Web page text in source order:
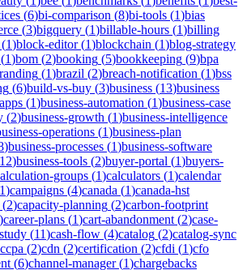
(6)bi-comparison (8)bi-tools (1)bias
(3)bigquery (1)billable-hours (1)billing
(1)block-editor(1)blockchain (1)blog-strategy
1)bom (2)booking (5)bookkeeping (9)bpa
(1)brazil (2)breach-notification (1)bss
(6)build-vs-buy (3)business (13)business
(1)business-automation (1)business-case
(2)business-growth (1)business-intelligence
operations (1)business-plan
)business-processes (1)business-software
12)business-tools (2)buyer-portal (1)buyers-
groups (1)calculators (1)calendar
1)campaigns (4)canada (1)canada-hst
(2)capacity-planning (2)carbon-footprint
)career-plans (1)cart-abandonment (2)case-
(11)cash-flow (4)catalog (2)catalog-sync
ccpa (2)cdn (2)certification (2)cfdi (1)cfo
(6)channel-manager(1)chargebacks